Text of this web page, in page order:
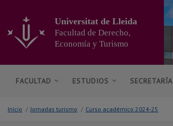
contenido
principal
página
Universitat de Lleida
Facultad de Derecho,
Economía y Turismo
FACULTAD ESTUDIOS SECRETARÍA
Inicio / Jornadas turismo / Curso académico 2024-25